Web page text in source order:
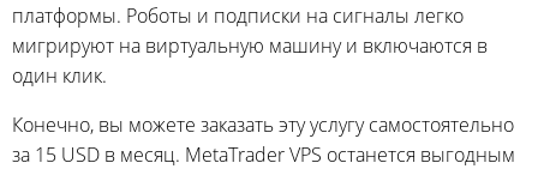
платформы. Роботы и подписки на сигналы легко
мигрируют на виртуальную машину и включаются в
один клик.
Конечно, вы можете заказать эту услугу самостоятельно
за 15 USD в месяц. MetaTrader VPS останется выгодным